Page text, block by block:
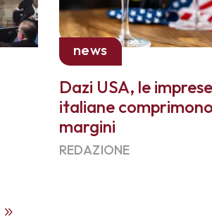
news
Dazi USA, le imprese
italiane
margini
REDAZIONE